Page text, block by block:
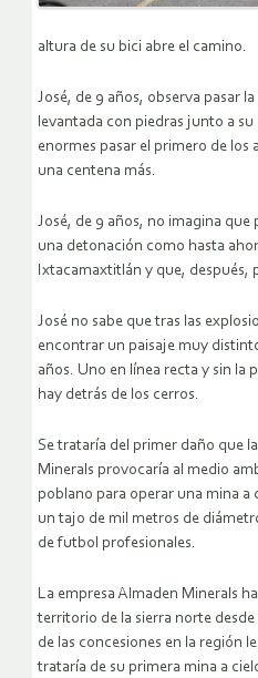
altura de su bici abre el camino.
José, de 9 años, observa pasar
levantada con piedras junto a
enormes pasar el primero de los
una centena más.
José, de 9 años, no imagina
una detonación como hasta
Ixtacamaxtitlán y que, después,
José no sabe que tras las
encontrar un paisaje muy
años. Uno en línea recta y sin la
hay detrás de los cerros.
Se trataría del primer daño que
Minerals provocaría al medio
poblano para operar una mina a
un tajo de mil metros de
de futbol profesionales.
La empresa Almaden Minerals
territorio de la sierra norte desde
de las concesiones en la región
trataría de su primera mina a